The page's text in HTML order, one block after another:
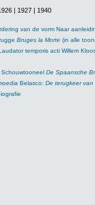
| 1927 | 1940
van de vorm Naar
Bruges la Morte (in alle
temporis acti Willem
De Spaansche
Belasco: De terugkeer van